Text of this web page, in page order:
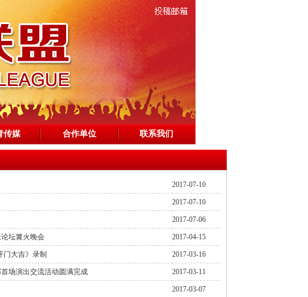
传媒 合作单位 联系我们
2017-07-10
2017-07-10
2017-07-06
坛篝火晚会 2017-04-15
门大吉》录制 2017-03-16
场演出交流活动圆满完成 2017-03-11
2017-03-07